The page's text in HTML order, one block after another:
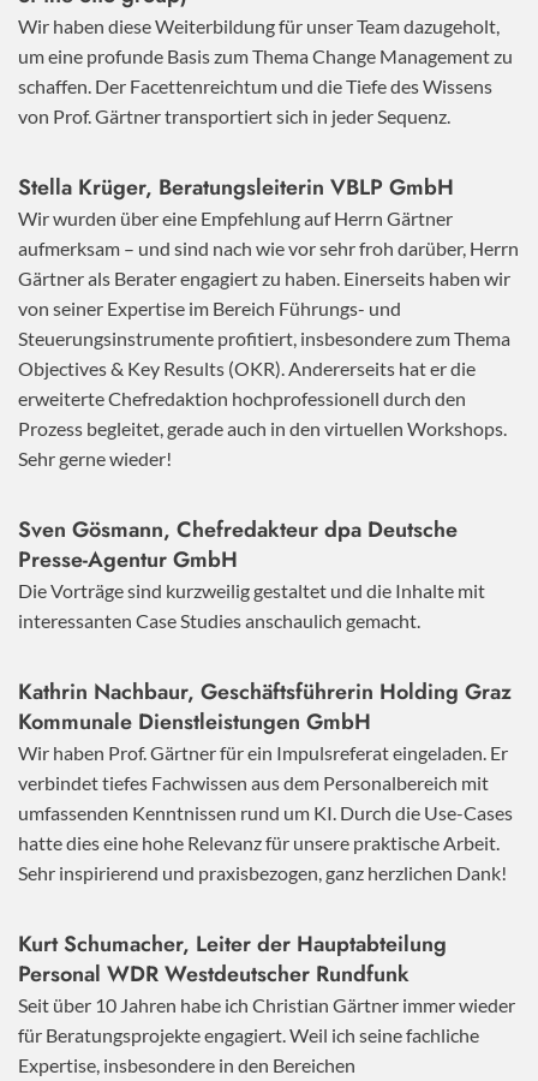
Wir haben diese Weiterbildung für unser Team dazugeholt,
um eine profunde Basis zum Thema Change Management zu
schaffen. Der Facettenreichtum und die Tiefe des Wissens
von Prof. Gärtner transportiert sich in jeder Sequenz.
Stella Krüger, Beratungsleiterin VBLP GmbH
Wir wurden über eine Empfehlung auf Herrn Gärtner
aufmerksam – und sind nach wie vor sehr froh darüber, Herrn
Gärtner als Berater engagiert zu haben. Einerseits haben wir
von seiner Expertise im Bereich Führungs- und
Steuerungsinstrumente profitiert, insbesondere zum Thema
Objectives & Key Results (OKR). Andererseits hat er die
erweiterte Chefredaktion hochprofessionell durch den
Prozess begleitet, gerade auch in den virtuellen Workshops.
Sehr gerne wieder!
Sven Gösmann, Chefredakteur dpa Deutsche
Presse-Agentur GmbH
Die Vorträge sind kurzweilig gestaltet und die Inhalte mit
interessanten Case Studies anschaulich gemacht.
Kathrin Nachbaur, Geschäftsführerin Holding Graz
Kommunale Dienstleistungen GmbH
Wir haben Prof. Gärtner für ein Impulsreferat eingeladen. Er
verbindet tiefes Fachwissen aus dem Personalbereich mit
umfassenden Kenntnissen rund um KI. Durch die Use-Cases
hatte dies eine hohe Relevanz für unsere praktische Arbeit.
Sehr inspirierend und praxisbezogen, ganz herzlichen Dank!
Kurt Schumacher, Leiter der Hauptabteilung
Personal WDR Westdeutscher Rundfunk
Seit über 10 Jahren habe ich Christian Gärtner immer wieder
für Beratungsprojekte engagiert. Weil ich seine fachliche
Expertise, insbesondere in den Bereichen